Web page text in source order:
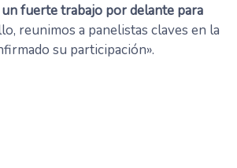
fuerte trabajo por delante para
reunimos a panelistas claves en la
su participación».